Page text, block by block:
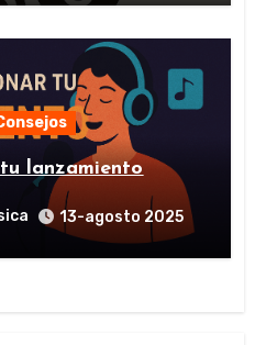
lanzamiento
13-agosto 2025